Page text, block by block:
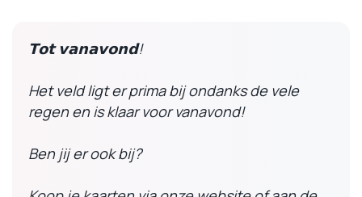
𝗧𝗼𝘁 𝘃𝗮𝗻𝗮𝘃𝗼𝗻𝗱!
Het veld ligt er prima bij ondanks de vele
regen en is klaar voor vanavond!
Ben jij er ook bij?